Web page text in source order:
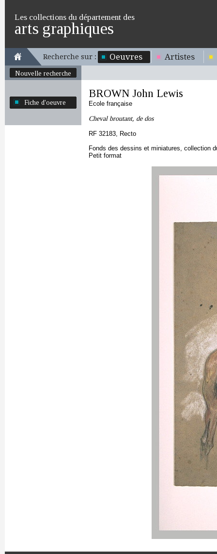
Les collections du département des
arts graphiques
Recherche sur : Oeuvres Artistes
Nouvelle recherche
Fiche d'oeuvre
BROWN John Lewis
Ecole française
Cheval broutant, de dos
RF 32183, Recto
Fonds des dessins et miniatures, collection
Petit format